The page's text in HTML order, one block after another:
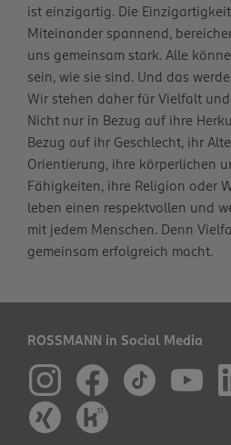
ist einzigartig. Die
Miteinander spannend,
uns gemeinsam stark. Alle
sein, wie sie sind. Und das
Wir stehen daher für Vielfalt
Nicht nur in Bezug auf ihre
Bezug auf ihr Geschlecht, ihr
Orientierung, ihre körperlichen
Fähigkeiten, ihre Religion oder
leben einen respektvollen und
mit jedem Menschen. Denn
gemeinsam erfolgreich macht.
ROSSMANN in Social Media